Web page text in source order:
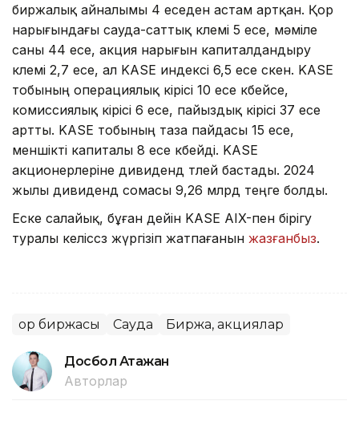
биржалық айналымы 4 еседен астам артқан. Қор
нарығындағы сауда-саттық көлемі 5 есе, мәміле
саны 44 есе, акция нарығын капиталдандыру
көлемі 2,7 есе, ал KASE индексі 6,5 есе өскен. KASE
тобының операциялық кірісі 10 есе көбейсе,
комиссиялық кірісі 6 есе, пайыздық кірісі 37 есе
артты. KASE тобының таза пайдасы 15 есе,
меншікті капиталы 8 есе көбейді. KASE
акционерлеріне дивиденд төлей бастады. 2024
жылы дивиденд сомасы 9,26 млрд теңге болды.
Еске салайық, бұған дейін KASE AIX-пен бірігу
туралы келіссөз жүргізіп жатпағанын жазғанбыз.
Қор биржасы Сауда Биржа, акциялар
Досбол Атажан
Авторлар